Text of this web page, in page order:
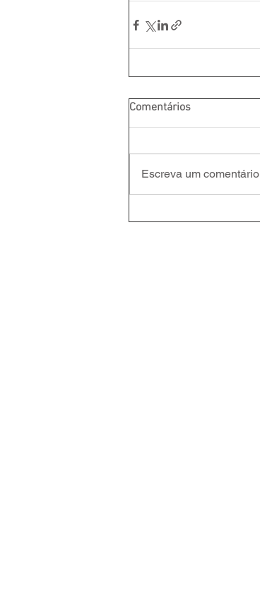
Comentários
Escreva um comentário